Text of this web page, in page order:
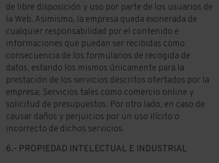
de libre disposición y uso por parte de los usuarios de
la Web. Asimismo, la empresa queda exonerada de
cualquier responsabilidad por el contenido e
informaciones que puedan ser recibidas como
consecuencia de los formularios de recogida de
datos, estando los mismos únicamente para la
prestación de los servicios descritos ofertados por la
empresa; Servicios tales como comercio online y
solicitud de presupuestos. Por otro lado, en caso de
causar daños y perjuicios por un uso ilícito o
incorrecto de dichos servicios.
6.- PROPIEDAD INTELECTUAL E INDUSTRIAL